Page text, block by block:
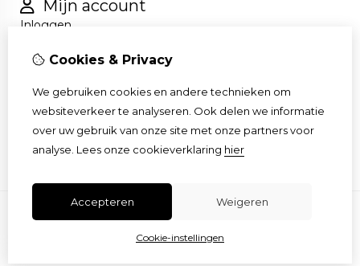
Mijn account
Inloggen
Nieuwsbrief
Klantenservice
Contact
Cookies & Privacy
We gebruiken cookies en andere technieken om
websiteverkeer te analyseren. Ook delen we informatie
over uw gebruik van onze site met onze partners voor
analyse. Lees onze cookieverklaring hier
Accepteren Weigeren
Cookie-instellingen